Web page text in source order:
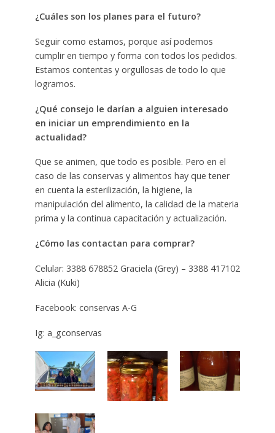
¿Cuáles son los planes para el futuro?
Seguir como estamos, porque así podemos
cumplir en tiempo y forma con todos los pedidos.
Estamos contentas y orgullosas de todo lo que
logramos.
¿Qué consejo le darían a alguien interesado
en iniciar un emprendimiento en la
actualidad?
Que se animen, que todo es posible. Pero en el
caso de las conservas y alimentos hay que tener
en cuenta la esterilización, la higiene, la
manipulación del alimento, la calidad de la materia
prima y la continua capacitación y actualización.
¿Cómo las contactan para comprar?
Celular: 3388 678852 Graciela (Grey) – 3388 417102
Alicia (Kuki)
Facebook: conservas A-G
Ig: a_gconservas